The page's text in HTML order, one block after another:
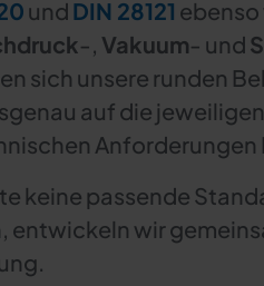
und DIN 28121 ebenso
-, Vakuum- und
sich unsere runden
auf die
Anforderungen
keine passende
entwickeln wir